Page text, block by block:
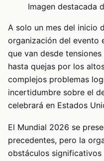
Imagen destacada
A solo un mes del inicio
organización del evento
que van desde
hasta quejas por los
complejos problemas
incertidumbre sobre el
celebrará en Estados
El Mundial 2026 se
precedentes, pero la
obstáculos significativos